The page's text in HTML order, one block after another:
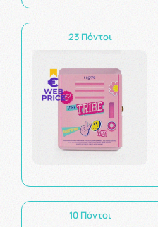
23 Πόντοι
10 Πόντοι